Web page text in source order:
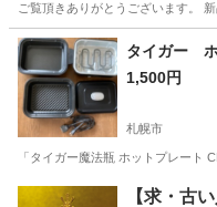
ご覧頂きありがとうございます
北海道 札幌市 環状通東駅
タイガー
1,500円
札幌市
「タイガー魔法瓶 ホットプレート
キッチン家
【求・古